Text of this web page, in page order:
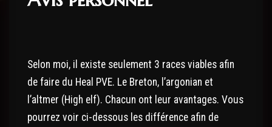
Selon moi, il existe seulement 3 races viables afin
de faire du Heal PVE. Le Breton, l’argonian et
l’altmer (High elf). Chacun ont leur avantages. Vous
pourrez voir ci-dessous les différence afin de